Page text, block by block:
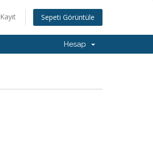
Kayıt Sepeti Görüntüle
Hesap